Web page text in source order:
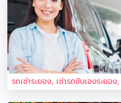
รถเช่าระยอง, เช่ารถขับเองระยอ